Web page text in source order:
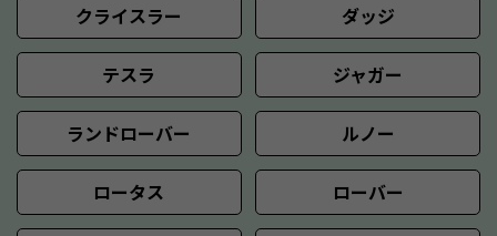
クライスラー ダッジ
テスラ ジャガー
ランドローバー ルノー
ロータス ローバー